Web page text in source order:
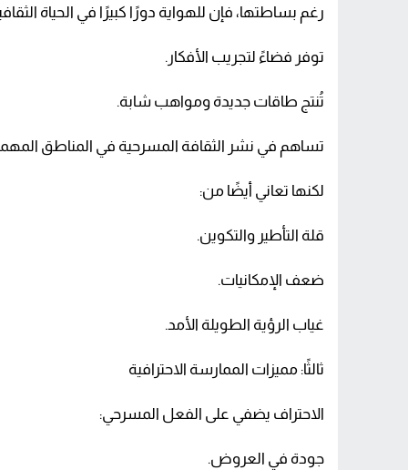
رغم بساطتها، فإن للهواية دورًا كبيرًا في الحياة
توفر فضاءً لتجريب الأفكار.
تُنتج طاقات جديدة ومواهب شابة.
تساهم في نشر الثقافة المسرحية في المناطق
لكنها تعاني أيضًا من:
قلة التأطير والتكوين.
ضعف الإمكانيات.
غياب الرؤية الطويلة الأمد.
ثالثًا: مميزات الممارسة الاحترافية
الاحتراف يضفي على الفعل المسرحي:
جودة في العروض.